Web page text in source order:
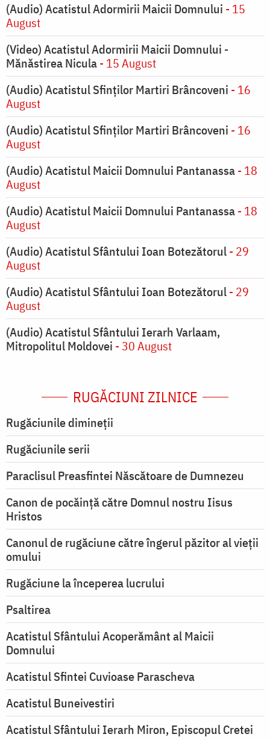
(Audio) Acatistul Adormirii Maicii Domnului - 15
August
(Video) Acatistul Adormirii Maicii Domnului -
Mănăstirea Nicula- 15 August
(Audio) Acatistul Sfinților Martiri Brâncoveni - 16
August
(Audio) Acatistul Sfinților Martiri Brâncoveni - 16
August
(Audio) Acatistul Maicii Domnului Pantanassa- 18
August
(Audio) Acatistul Maicii Domnului Pantanassa- 18
August
(Audio) Acatistul Sfântului Ioan Botezătorul- 29
August
(Audio) Acatistul Sfântului Ioan Botezătorul- 29
August
(Audio) Acatistul Sfântului Ierarh Varlaam,
Mitropolitul Moldovei - 30 August
RUGĂCIUNI ZILNICE
Rugăciunile dimineții
Rugăciunile serii
Paraclisul Preasfintei Născătoare de Dumnezeu
Canon de pocăință către Domnul nostru Iisus
Hristos
Canonul de rugăciune către îngerul păzitor al vieții
omului
Rugăciune la începerea lucrului
Psaltirea
Acatistul Sfântului Acoperământ al Maicii
Domnului
Acatistul Sfintei Cuvioase Parascheva
Acatistul Buneivestiri
Acatistul Sfântului Ierarh Miron, Episcopul Cretei